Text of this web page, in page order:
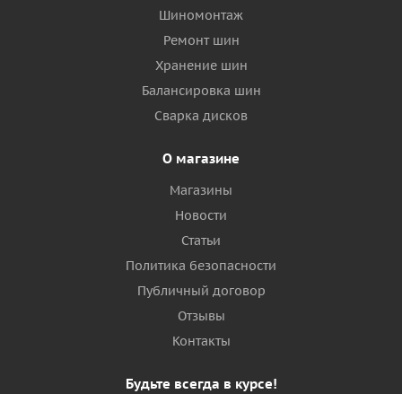
Шиномонтаж
Ремонт шин
Хранение шин
Балансировка шин
Сварка дисков
О магазине
Магазины
Новости
Статьи
Политика безопасности
Публичный договор
Отзывы
Контакты
Будьте всегда в курсе!